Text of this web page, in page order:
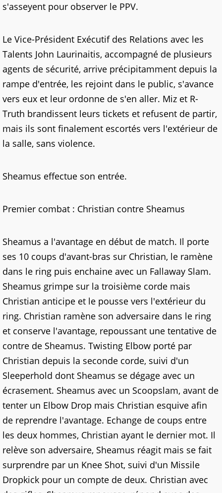
s'asseyent pour observer le PPV.
Le Vice-Président Exécutif des Relations avec les
Talents John Laurinaitis, accompagné de plusieurs
agents de sécurité, arrive précipitamment depuis la
rampe d'entrée, les rejoint dans le public, s'avance
vers eux et leur ordonne de s'en aller. Miz et R-
Truth brandissent leurs tickets et refusent de partir,
mais ils sont finalement escortés vers l'extérieur de
la salle, sans violence.
Sheamus effectue son entrée.
Premier combat : Christian contre Sheamus
Sheamus a l'avantage en début de match. Il porte
ses 10 coups d'avant-bras sur Christian, le ramène
dans le ring puis enchaine avec un Fallaway Slam.
Sheamus grimpe sur la troisième corde mais
Christian anticipe et le pousse vers l'extérieur du
ring. Christian ramène son adversaire dans le ring
et conserve l'avantage, repoussant une tentative de
contre de Sheamus. Twisting Elbow porté par
Christian depuis la seconde corde, suivi d'un
Sleeperhold dont Sheamus se dégage avec un
écrasement. Sheamus avec un Scoopslam, avant de
tenter un Elbow Drop mais Christian esquive afin
de reprendre l'avantage. Echange de coups entre
les deux hommes, Christian ayant le dernier mot. Il
relève son adversaire, Sheamus réagit mais se fait
surprendre par un Knee Shot, suivi d'un Missile
Dropkick pour un compte de deux. Christian avec